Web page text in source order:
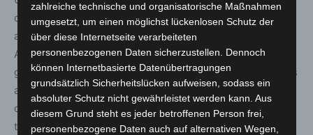
der Telefonnummer 0511 1668-5080 erreichbar.E-Mails
an fundbuero@uestra.de werden ebenfalls bearbeitet.
Alle sonstigen derzeit eingehenden Fundsachen werden
gelagert und können nach Wiederöffnung des Fundbüros
abgeholt werden.Für Fundsachen in Fahrzeugen
der regiobus
gilt: Fahrgäste stimmen sich bitte
telefonisch mit den zuständigen Betriebshöfen ab. Eine
zahlreiche technische und organisatorische Maßnahmen
umgesetzt, um einen möglichst lückenlosen Schutz der
über diese Internetseite verarbeiteten
personenbezogenen Daten sicherzustellen. Dennoch
können Internetbasierte Datenübertragungen
grundsätzlich Sicherheitslücken aufweisen, sodass ein
absoluter Schutz nicht gewährleistet werden kann. Aus
diesem Grund steht es jeder betroffenen Person frei,
personenbezogene Daten auch auf alternativen Wegen,